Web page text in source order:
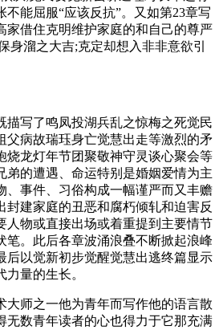
不能屈服“应该反抗”。又如第23章写
家借住克明维护家庭的和自己的尊严
身溜之大吉;克定却想入非非意欲引
描写了鸣凤投湖兵乱之惊梅之死觉民
父病故瑞珏身亡觉慧出走等激烈的矛
烧龙灯年节团聚敬神守灵谈心聚会等
弟的遭遇、命运特别是婚姻爱情为主
、事件、习俗构成一幅谨严而又丰赡
封建家庭的丑恶和腐朽倾轧和迫害反
人物或直接出场或着重提到主要情节
笔。此后各章波涌浪叠不断掀起浪峰
后以觉新初步觉醒觉慧出逃终篇显示
量的生长。
大师之一他为青年而写作他的语言散
无数青年读者的心也得力于它那充满